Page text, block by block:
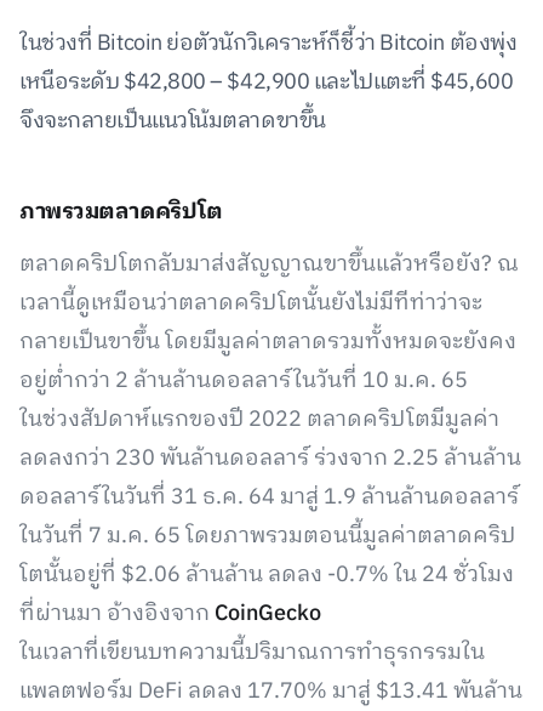
ในช่วงที่ Bitcoin ย่อตัวนักวิเคราะห์ก็ชี้ว่า Bitcoin ต้องพุ่ง
เหนือระดับ $42,800 – $42,900 และไปแตะที่ $45,600
จึงจะกลายเป็นแนวโน้มตลาดขาขึ้น
ภาพรวมตลาดคริปโต
ตลาดคริปโตกลับมาส่งสัญญาณขาขึ้นแล้วหรือยัง? ณ
เวลานี้ดูเหมือนว่าตลาดคริปโตนั้นยังไม่มีทีท่าว่าจะ
กลายเป็นขาขึ้น โดยมีมูลค่าตลาดรวมทั้งหมดจะยังคง
อยู่ต่ำกว่า 2 ล้านล้านดอลลาร์ในวันที่ 10 ม.ค. 65
ในช่วงสัปดาห์แรกของปี 2022 ตลาดคริปโตมีมูลค่า
ลดลงกว่า 230 พันล้านดอลลาร์ ร่วงจาก 2.25 ล้านล้าน
ดอลลาร์ในวันที่ 31 ธ.ค. 64 มาสู่ 1.9 ล้านล้านดอลลาร์
ในวันที่ 7 ม.ค. 65 โดยภาพรวมตอนนี้มูลค่าตลาดคริป
โตนั้นอยู่ที่ $2.06 ล้านล้าน ลดลง -0.7% ใน 24 ชั่วโมง
ที่ผ่านมา อ้างอิงจาก CoinGecko
ในเวลาที่เขียนบทความนี้ปริมาณการทำธุรกรรมใน
แพลตฟอร์ม DeFi ลดลง 17.70% มาสู่ $13.41 พันล้าน